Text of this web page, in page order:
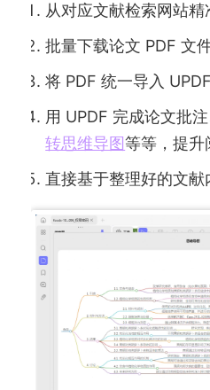
从对应文献检索网站
批量下载论文 PDF 文
将 PDF 统一导入
用 UPDF 完成论文批注
转思维导图等等，提升
直接基于整理好的文